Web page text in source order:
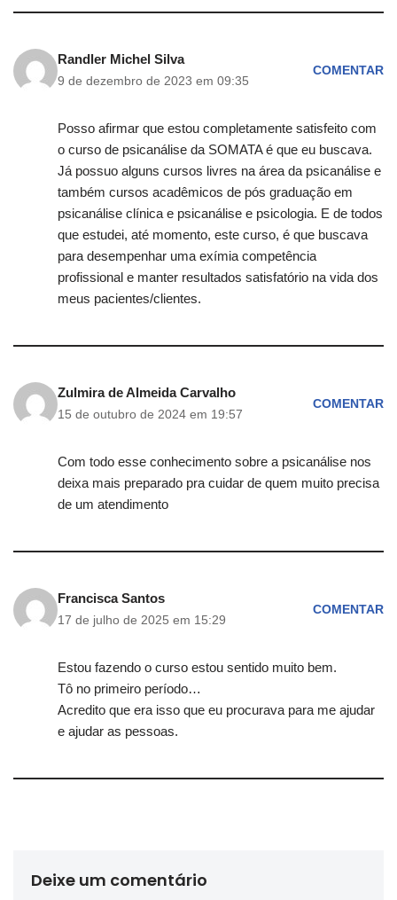
Randler Michel Silva
9 de dezembro de 2023 em 09:35
COMENTAR
Posso afirmar que estou completamente satisfeito com
o curso de psicanálise da SOMATA é que eu buscava.
Já possuo alguns cursos livres na área da psicanálise e
também cursos acadêmicos de pós graduação em
psicanálise clínica e psicanálise e psicologia. E de todos
que estudei, até momento, este curso, é que buscava
para desempenhar uma exímia competência
profissional e manter resultados satisfatório na vida dos
meus pacientes/clientes.
Zulmira de Almeida Carvalho
15 de outubro de 2024 em 19:57
COMENTAR
Com todo esse conhecimento sobre a psicanálise nos
deixa mais preparado pra cuidar de quem muito precisa
de um atendimento
Francisca Santos
17 de julho de 2025 em 15:29
COMENTAR
Estou fazendo o curso estou sentido muito bem.
Tô no primeiro período…
Acredito que era isso que eu procurava para me ajudar
e ajudar as pessoas.
Deixe um comentário